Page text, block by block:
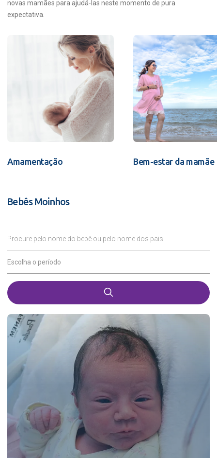
novas mamães para ajudá-las neste momento de pura
expectativa.
Amamentação Bem-estar da mamãe
Bebês Moinhos
Procure pelo nome do bebê ou pelo nome dos pais
Escolha o período